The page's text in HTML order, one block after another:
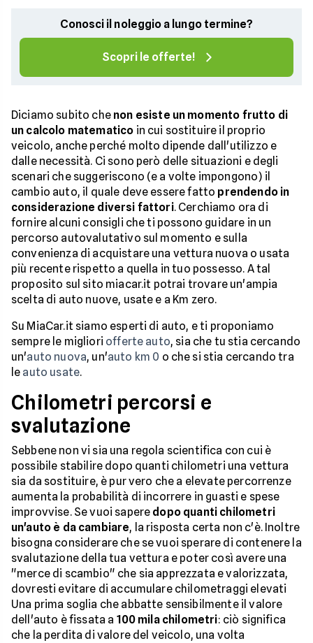
Conosci il noleggio a lungo termine?
Scopri le offerte!
Diciamo subito che non esiste un momento frutto di
un calcolo matematico in cui sostituire il proprio
veicolo, anche perché molto dipende dall'utilizzo e
dalle necessità. Ci sono però delle situazioni e degli
scenari che suggeriscono (e a volte impongono) il
cambio auto, il quale deve essere fatto prendendo in
considerazione diversi fattori. Cerchiamo ora di
fornire alcuni consigli che ti possono guidare in un
percorso autovalutativo sul momento e sulla
convenienza di acquistare una vettura nuova o usata
più recente rispetto a quella in tuo possesso. A tal
proposito sul sito miacar.it potrai trovare un'ampia
scelta di auto nuove, usate e a Km zero.
Su MiaCar.it siamo esperti di auto, e ti proponiamo
sempre le migliori offerte auto, sia che tu stia cercando
un'auto nuova, un'auto km 0 o che si stia cercando tra
le auto usate.
Chilometri percorsi e
svalutazione
Sebbene non vi sia una regola scientifica con cui è
possibile stabilire dopo quanti chilometri una vettura
sia da sostituire, è pur vero che a elevate percorrenze
aumenta la probabilità di incorrere in guasti e spese
improvvise. Se vuoi sapere dopo quanti chilometri
un'auto è da cambiare, la risposta certa non c'è. Inoltre
bisogna considerare che se vuoi sperare di contenere la
svalutazione della tua vettura e poter così avere una
"merce di scambio" che sia apprezzata e valorizzata,
dovresti evitare di accumulare chilometraggi elevati
Una prima soglia che abbatte sensibilmente il valore
dell'auto è fissata a 100 mila chilometri: ciò significa
che la perdita di valore del veicolo, una volta